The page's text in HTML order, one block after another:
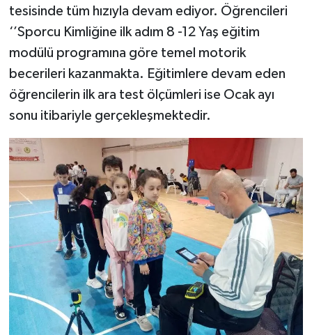
tesisinde tüm hızıyla devam ediyor. Öğrencileri
‘’Sporcu Kimliğine ilk adım 8 -12 Yaş eğitim
modülü programına göre temel motorik
becerileri kazanmakta. Eğitimlere devam eden
öğrencilerin ilk ara test ölçümleri ise Ocak ayı
sonu itibariyle gerçekleşmektedir.